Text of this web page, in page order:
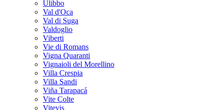
Ulibbo
Val d'Oca
Val di Suga
Valdoglio
Viberti
Vie di Romans
Vigna Quaranti
Vignaioli del Morellino
Villa Crespia
Villa Sandi
Viña Tarapacá
Vite Colte
Vitevis